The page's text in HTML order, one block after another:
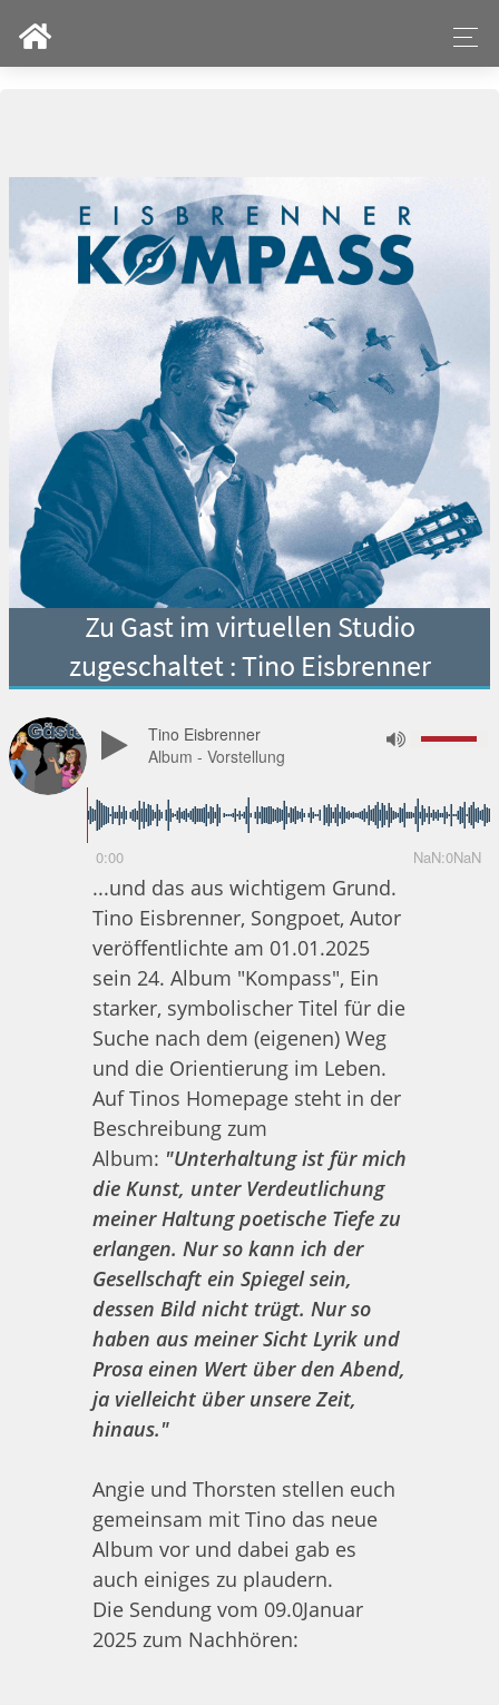
Zu Gast im virtuellen Studio
zugeschaltet : Tino Eisbrenner
Tino Eisbrenner
Album - Vorstellung
NaN:0NaN
0:00
...und das aus wichtigem Grund.
Tino Eisbrenner, Songpoet, Autor
veröffentlichte am 01.01.2025
sein 24. Album "Kompass", Ein
starker, symbolischer Titel für die
Suche nach dem (eigenen) Weg
und die Orientierung im Leben.
Auf Tinos Homepage steht in der
Beschreibung zum
Album: "Unterhaltung ist für mich
die Kunst, unter Verdeutlichung
meiner Haltung poetische Tiefe zu
erlangen. Nur so kann ich der
Gesellschaft ein Spiegel sein,
dessen Bild nicht trügt. Nur so
haben aus meiner Sicht Lyrik und
Prosa einen Wert über den Abend,
ja vielleicht über unsere Zeit,
hinaus."
Angie und Thorsten stellen euch
gemeinsam mit Tino das neue
Album vor und dabei gab es
auch einiges zu plaudern.
Die Sendung vom 09.0Januar
2025 zum Nachhören: